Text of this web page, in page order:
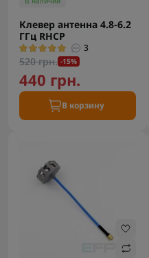
Клевер антенна 4.8-6.2
ГГц RHCP
3
520 грн. -15%
440 грн.
В корзину